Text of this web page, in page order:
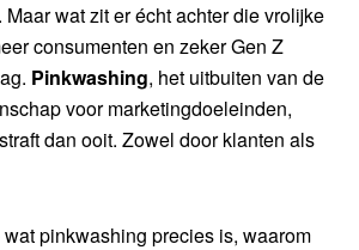
wat zit er écht achter die vrolijke
consumenten en zeker Gen Z
Pinkwashing, het uitbuiten van de
voor marketingdoeleinden,
dan ooit. Zowel door klanten als
pinkwashing precies is, waarom